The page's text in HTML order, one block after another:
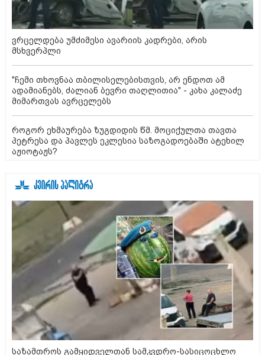
ვრცელდება უმძიმესი ავარიის კადრები, არის
მსხვერპლი
"ჩემი თხოვნაა თბილისელებისთვის, არ ენდოთ ამ
ადამიანებს, ძალიან ბევრი თაღლითია" - კახა კალაძე
მიმართვას ავრცელებს
როგორ ეხმაურება ზუგდიდის წმ. მოციქულთა თავთა
პეტრესა და პავლეს ეკლესია საზოგადოებაში ატეხილ
აჟიოტაჟს?
საზამთროს გამყიდველთან სამკვდრო-სასიცოცხლო